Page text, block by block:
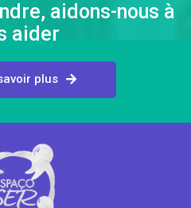
aidons-nous à
aider
plus